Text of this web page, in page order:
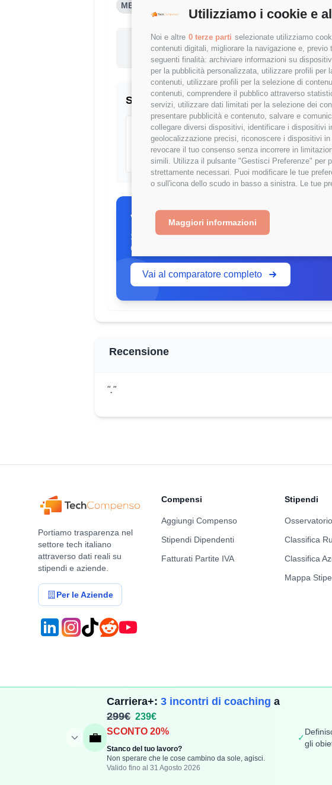
Utilizziamo i cookie e
Noi e altre 0 terze parti selezionate utilizziamo
contenuti digitali, migliorare la navigazione e,
seguenti finalità: archiviare informazioni su
per la pubblicità personalizzata, utilizzare profili per
contenuti, utilizzare profili per la selezione di
contenuti, comprendere il pubblico attraverso
servizi, utilizzare dati limitati per la selezione dei
presentare pubblicità e contenuto, salvare e
collegare diversi dispositivi, identificare i dispositivi
geolocalizzazione precisi, riconoscere i dispositivi
revocare il tuo consenso senza incorrere in
simili. Utilizza il pulsante "Gestisci Preferenze" per
strettamente necessari. Puoi modificare le tue
o sull'icona dello scudo in basso a sinistra. Le tue
Maggiori informazioni
MEDIA PROJECT MANAGER (<1 ANNI)
Questo stipendio è al33°
-13.09% rispetto alla
Statistiche
Campione
569 stipendi <1
Vuoi comparare il tuo stipendio?
Scopri come il tuo stipendio si posiziona
dettagliate per ruolo, esperienza e località.
Vai al comparatore completo
Recensione
"."
💼
Carriera+: 3 incontri di coaching a
299€ 239€
SCONTO 20%
Stanco del tuo lavoro?
Non sperare che le cose cambino da sole, agisci.
Valido fino al 31 Agosto 2026
✓
gli
Portiamo trasparenza nel
settore tech italiano
attraverso dati reali su
stipendi e aziende.
Per le Aziende
Compensi
Aggiungi Compenso
Stipendi Dipendenti
Fatturati Partite IVA
Stipendi
Classifica
Classifica
Mappa
TechCompenso. Tutti i diritti riservati. | P.IVA: IT17417781006
Privacy PolicyCookie Policy